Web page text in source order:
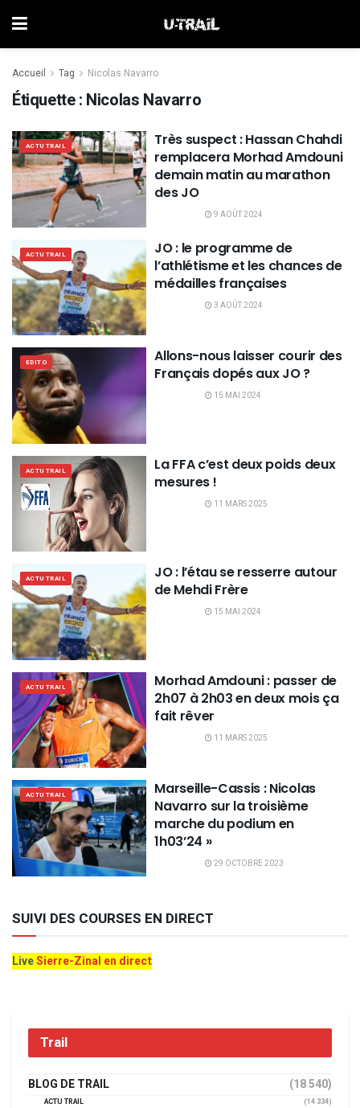
Accueil Tag Nicolas Navarro
Étiquette : Nicolas Navarro
ACTU TRAIL
Très suspect : Hassan Chahdi
remplacera Morhad Amdouni
demain matin au marathon
des JO
9 AOÛT 2024
ACTU TRAIL
JO : le programme de
l’athlétisme et les chances de
médailles françaises
3 AOÛT 2024
EDITO
Allons-nous laisser courir des
Français dopés aux JO ?
15 MAI 2024
ACTU TRAIL
La FFA c’est deux poids deux
mesures !
11 MARS 2025
ACTU TRAIL
JO : l’étau se resserre autour
de Mehdi Frère
15 MAI 2024
ACTU TRAIL
Morhad Amdouni : passer de
2h07 à 2h03 en deux mois ça
fait rêver
11 MARS 2025
ACTU TRAIL
Marseille-Cassis : Nicolas
Navarro sur la troisième
marche du podium en
1h03’24 »
29 OCTOBRE 2023
SUIVI DES COURSES EN DIRECT
LiveSierre-Zinal en direct
Trail
BLOG DE TRAIL (18 540)
ACTU TRAIL
(14 334)